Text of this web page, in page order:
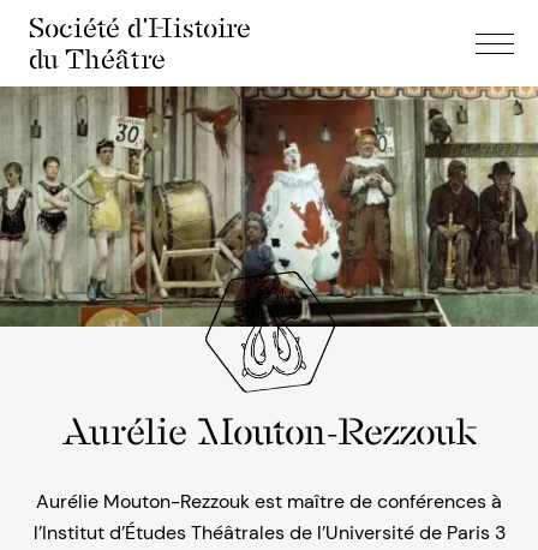
Société d'Histoire
du Théâtre
Aurélie Mouton-Rezzouk
Aurélie Mouton-Rezzouk est maître de conférences à
l’Institut d’Études Théâtrales de l’Université de Paris 3